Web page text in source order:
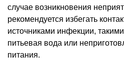
случае возникновения
рекомендуется избегать
источниками инфекции,
питьевая вода или
питания.